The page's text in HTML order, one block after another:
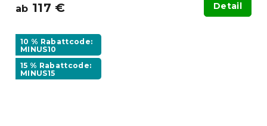
ab 117 € Detail
10 % Rabattcode:
MINUS10
15 % Rabattcode:
MINUS15